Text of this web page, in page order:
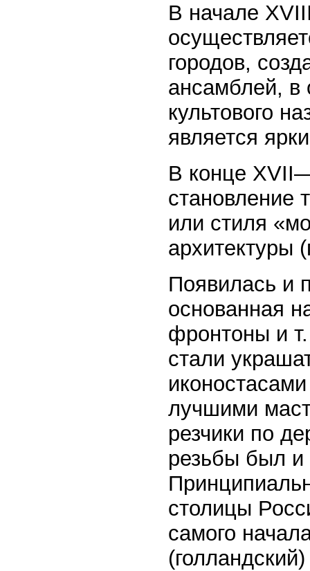
В начале
городов,
ансамблей, в
культового
является
В конце
становление
или стиля
Появилась и
основанная
фронтоны и
стали
лучшими
резчики по
резьбы был и
столицы
самого